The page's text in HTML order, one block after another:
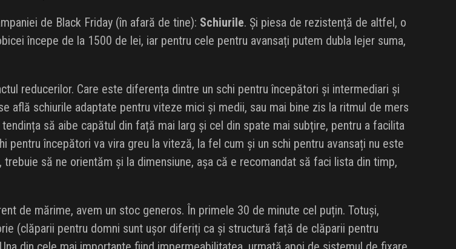
de Black Friday (în afară de tine): Schiurile. Și piesa de rezistență de altfel, o
începe de la 1500 de lei, iar pentru cele pentru avansați putem dubla lejer suma,
reducerilor. Care este diferența dintre un schi pentru începători și intermediari și
află schiurile adaptate pentru viteze mici și medii, sau mai bine zis la ritmul de mers
să aibe capătul din față mai larg și cel din spate mai subțire, pentru a facilita
pentru începători va vira greu la viteză, la fel cum și un schi pentru avansați nu este
să ne orientăm și la dimensiune, așa că e recomandat să faci lista din timp,
de mărime, avem un stoc generos. În primele 30 de minute cel puțin. Totuși,
(clăparii pentru domni sunt ușor diferiți ca și structură față de clăparii pentru